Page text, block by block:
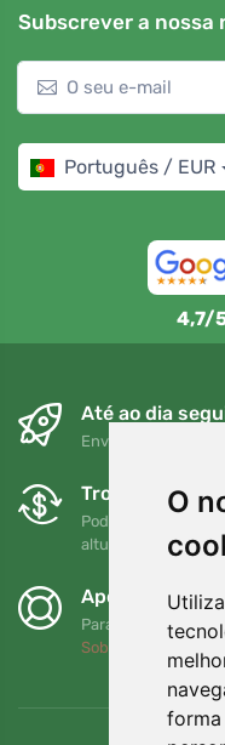
O
Subscrever a nossa
Português / EUR
4,7/
Até ao dia
Envio gratuito para
Trocas e
Pode devolver ou
altura no prazo de
Apoiamos a
Para cada
Sobre nós